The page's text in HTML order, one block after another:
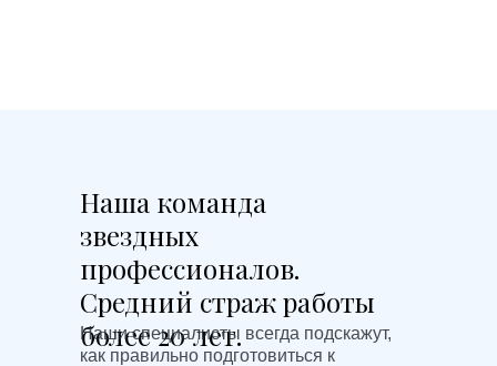
Наша команда
звездных
профессионалов.
Средний страж работы
более 20 лет.
Наши специалисты всегда подскажут,
как правильно подготовиться к